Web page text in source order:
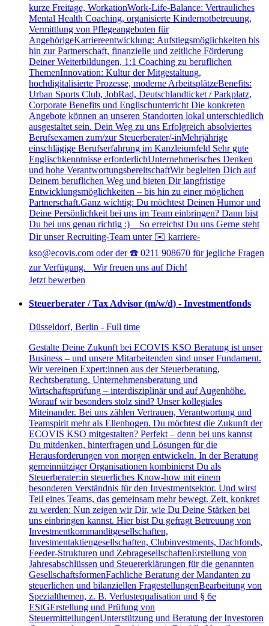
kurze Freitage, WorkationWork-Life-Balance: Vertrauliches
Mental Health Coaching, organisierte Kindernotbetreuung,
Vermittlung von Pflegeangeboten für
AngehörigeKarriereentwicklung: Aufstiegsmöglichkeiten bis
hin zur Partnerschaft, finanzielle und zeitliche Förderung
Deiner Weiterbildungen, 1:1 Coaching zu beruflichen
ThemenInnovation: Kultur der Mitgestaltung,
hochdigitalisierte Prozesse, moderne ArbeitsplätzeBenefits:
Urban Sports Club, JobRad, Deutschlandticket / Parkplatz,
Corporate Benefits und Englischunterricht Die konkreten
Angebote können an unseren Standorten lokal unterschiedlich
ausgestaltet sein. Dein Weg zu uns Erfolgreich absolviertes
Berufsexamen zum/zur Steuerberater/-inMehrjährige
einschlägige Berufserfahrung im Kanzleiumfeld Sehr gute
Englischkenntnisse erforderlichUnternehmerisches Denken
und hohe VerantwortungsbereitschaftWir begleiten Dich auf
Deinem beruflichen Weg und bieten Dir langfristige
Entwicklungsmöglichkeiten – bis hin zu einer möglichen
Partnerschaft.Ganz wichtig: Du möchtest Deinen Humor und
Deine Persönlichkeit bei uns im Team einbringen? Dann bist
Du bei uns genau richtig :) So erreichst Du uns Gerne steht
Dir unser Recruiting-Team unter ✉️ karriere-
kso@ecovis.com oder der ☎️ 0211 908670 für jegliche Fragen
zur Verfügung. Wir freuen uns auf Dich!
Jetzt bewerben
Steuerberater / Tax Advisor (m/w/d) - Investmentfonds
Düsseldorf, Berlin - Full time
Gestalte Deine Zukunft bei ECOVIS KSO Beratung ist unser
Business – und unsere Mitarbeitenden sind unser Fundament.
Wir vereinen Expert:innen aus der Steuerberatung,
Rechtsberatung, Unternehmensberatung und
Wirtschaftsprüfung – interdisziplinär und auf Augenhöhe.
Worauf wir besonders stolz sind? Unser kollegiales
Miteinander. Bei uns zählen Vertrauen, Verantwortung und
Teamspirit mehr als Ellenbogen. Du möchtest die Zukunft der
ECOVIS KSO mitgestalten? Perfekt – denn bei uns kannst
Du mitdenken, hinterfragen und Lösungen für die
Herausforderungen von morgen entwickeln. In der Beratung
gemeinnütziger Organisationen kombinierst Du als
Steuerberater:in steuerliches Know-how mit einem
besonderen Verständnis für den Investmentsektor. Und wirst
Teil eines Teams, das gemeinsam mehr bewegt. Zeit, konkret
zu werden: Nun zeigen wir Dir, wie Du Deine Stärken bei
uns einbringen kannst. Hier bist Du gefragt Betreuung von
Investmentkommanditgesellschaften,
Investmentaktiengesellschaften, Clubinvestments, Dachfonds,
Feeder-Strukturen und ZebragesellschaftenErstellung von
Jahresabschlüssen und Steuererklärungen für die genannten
GesellschaftsformenFachliche Beratung der Mandanten zu
steuerlichen und bilanziellen FragestellungenBearbeitung von
Spezialthemen, z. B. Verlustequalisation und § 6e
EStGErstellung und Prüfung von
SteuermitteilungenUnterstützung und Beratung der Investoren